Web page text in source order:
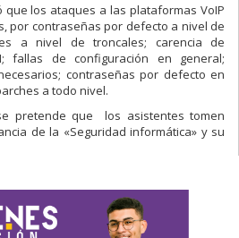
que los ataques a las plataformas VoIP
por contraseñas por defecto a nivel de
a nivel de troncales; carencia de
fallas de configuración en general;
contraseñas por defecto en
a todo nivel.
pretende que los asistentes tomen
de la «Seguridad informática» y su